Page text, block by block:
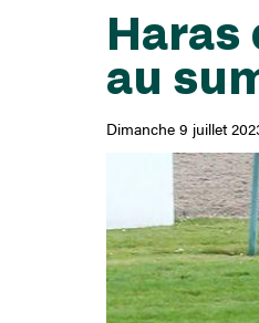
Haras
au
Dimanche 9 juillet